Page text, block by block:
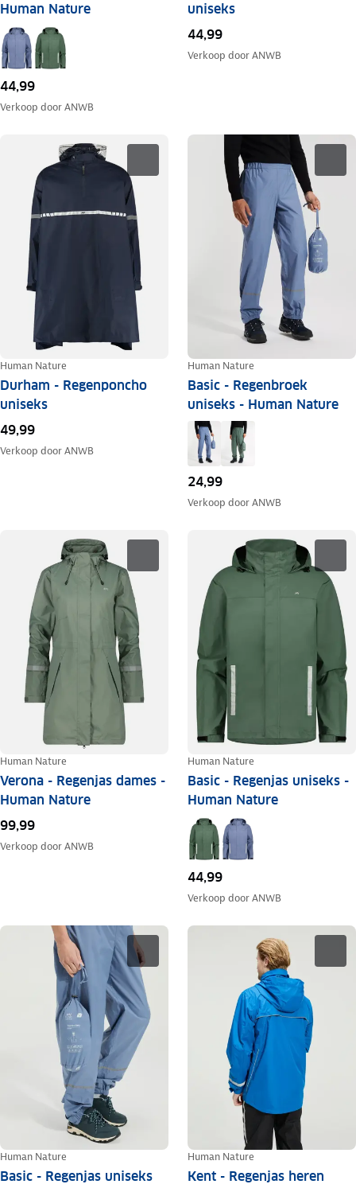
Human Nature
44,99
Verkoop doorANWB
uniseks
44,99
Verkoop doorANWB
Human Nature
Durham - Regenponcho
uniseks
49,99
Verkoop doorANWB
Human Nature
Basic - Regenbroek
uniseks - Human Nature
24,99
Verkoop doorANWB
Human Nature
Verona - Regenjas dames -
Human Nature
99,99
Verkoop doorANWB
Human Nature
Basic - Regenjas uniseks -
Human Nature
44,99
Verkoop doorANWB
Human Nature
Basic - Regenjas uniseks
Human Nature
Kent - Regenjas heren